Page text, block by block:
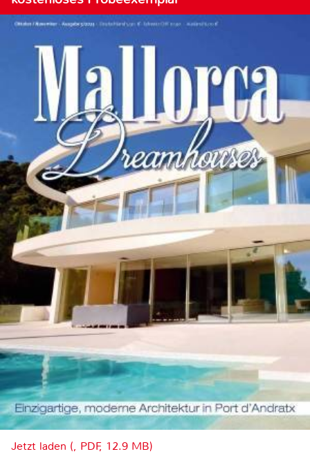
Jetzt laden (, PDF, 12.9 MB)